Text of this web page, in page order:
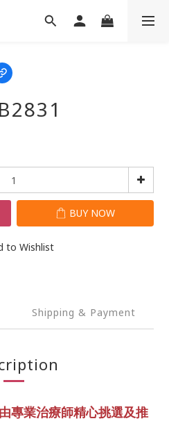
BUY NOW
to Wishlist
Shipping & Payment
專業治療師精心挑選及推